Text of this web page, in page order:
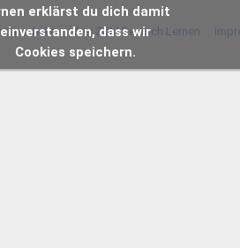
Über ZUM Deutsch Lernen
erklärst du dich damit
einverstanden, dass wir
Cookies speichern.